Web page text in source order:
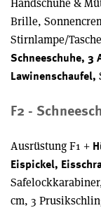
Brille,
Stirnlampe/
Schneeschuhe, 3
Lawinenschaufel,
F2 -
Ausrüstung F1 +
Eispickel,
cm, 3